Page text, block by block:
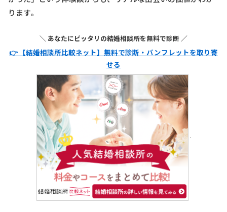
ります。
＼ あなたにピッタリの結婚相談所を無料で診断 ／
👉 【結婚相談所比較ネット】無料で診断・パンフレットを取り寄
せる